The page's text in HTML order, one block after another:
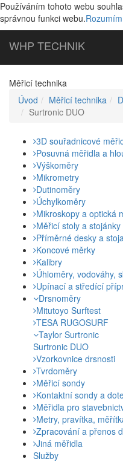
Používáním tohoto webu
správnou funkci webu.Rozumím
WHP TECHNIK
Měřicí technika
Úvod
Měřicí technika
Surtronic DUO
3D souřadnicové
Posuvná měřidla a
Výškoměry
Mikrometry
Dutinoměry
Úchylkoměry
Mikroskopy a optická
Měřicí stoly a stojánky
Příměrné desky a
Koncové měrky
Kalibry
Úhloměry, vodováhy,
Upínací a středící
Drsnoměry
Mitutoyo Surftest
TESA RUGOSURF
Taylor Surtronic
Surtronic DUO
Vzorkovnice drsnosti
Tvrdoměry
Měřicí sondy
Kontaktní sondy a
Měřidla pro
Metry, pravítka,
Zpracování a přenos
Jiná měřidla
Služby